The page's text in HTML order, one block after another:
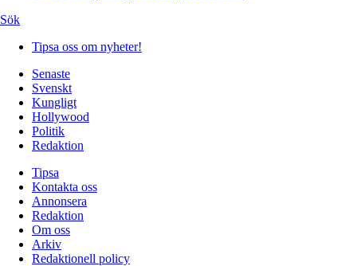
Sök
Tipsa oss om nyheter!
Senaste
Svenskt
Kungligt
Hollywood
Politik
Redaktion
Tipsa
Kontakta oss
Annonsera
Redaktion
Om oss
Arkiv
Redaktionell policy